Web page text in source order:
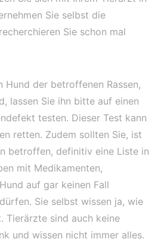
Sie selbst die
Sie schon mal
Hund der betroffenen Rassen,
lassen Sie ihn bitte auf einen
testen. Dieser Test kann
retten. Zudem sollten Sie, ist
betroffen, definitiv eine Liste in
mit Medikamenten,
auf gar keinen Fall
Sie selbst wissen ja, wie
Tierärzte sind auch keine
und wissen nicht immer alles.